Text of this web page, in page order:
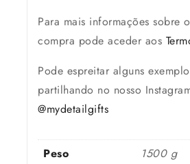
Para mais informações sobre
compra pode aceder aos
Pode espreitar alguns
partilhando no nosso
@mydetailgifts
Peso 1500 g